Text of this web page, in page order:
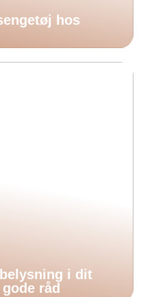
hos
i dit
råd